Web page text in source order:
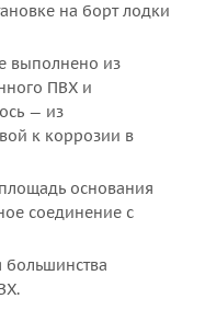
на борт лодки
выполнено из
ПВХ и
— из
к коррозии в
основания
соединение с
большинства